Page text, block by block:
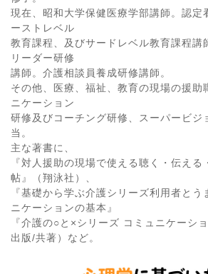
現在、昭和大学保健医療学部講師。認定
ーストレベル
教育課程、及びサードレベル教育課程講
リーダー研修
講師。介護相談員養成研修講師。
その他、医療、福祉、教育の現場の援助
ニケーション
研修及びコーチング研修、スーパービジ
当。
主な著書に、
『対人援助の現場で使える聴く・伝える
帖』（翔泳社）、
『基礎から学ぶ介護シリーズ利用者とう
ニケーションの基本』
『介護の○と×シリーズ コミュニケーシ
出版/共著）など。